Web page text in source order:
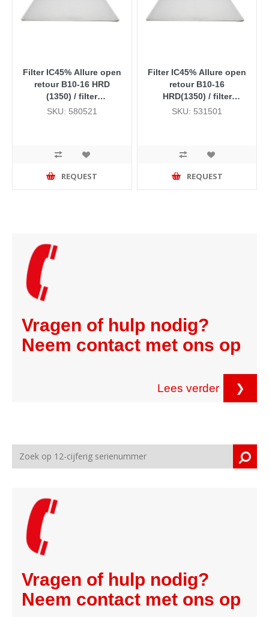
Filter IC45% Allure open
retour B10-16 HRD
(1350) / filter
retourluchtkast Allure,
SKU: 580521
REQUEST
Filter IC45% Allure open
retour B10-16
HRD(1350) / filter
retourluchtkast Allure,
SKU: 531501
REQUEST
Vragen of hulp nodig?
Neem contact met ons op
Lees verder ❯
Vragen of hulp nodig?
Neem contact met ons op